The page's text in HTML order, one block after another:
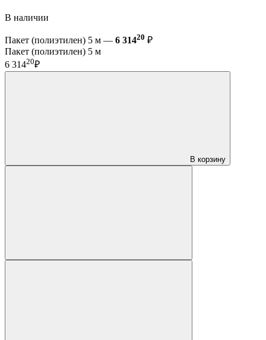
В наличии
Пакет (полиэтилен) 5 м — 6 31420 ₽
Пакет (полиэтилен) 5 м
6 31420₽
В корзину